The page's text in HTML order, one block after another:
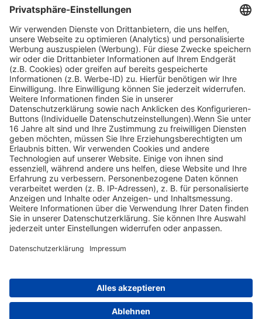
Facebook
Youtube
© Copyright - Heintges Lehr- und Lernsystem GmbH
Impressum
Informationspflichten
Datenschutz
Widerrufsbelehrung
Nach oben scrollen
Find Your Way!
Categories
E-Learning News (3)
Heintges News(3)
Messen(2)
Jagd(8)
Expertentipps(1)
Tags